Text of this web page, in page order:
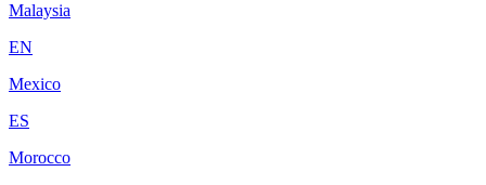
Malaysia
EN
Mexico
ES
Morocco